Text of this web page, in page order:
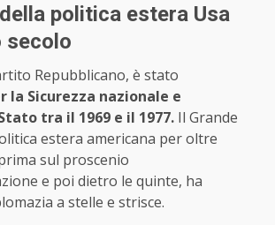
politica estera Usa
secolo
Repubblicano, è stato
la Sicurezza nazionale e
tra il 1969 e il 1977. Il Grande
estera americana per oltre
sul proscenio
e poi dietro le quinte, ha
a stelle e strisce.